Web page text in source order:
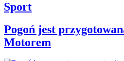
Sport
Pogoń jest
Motorem